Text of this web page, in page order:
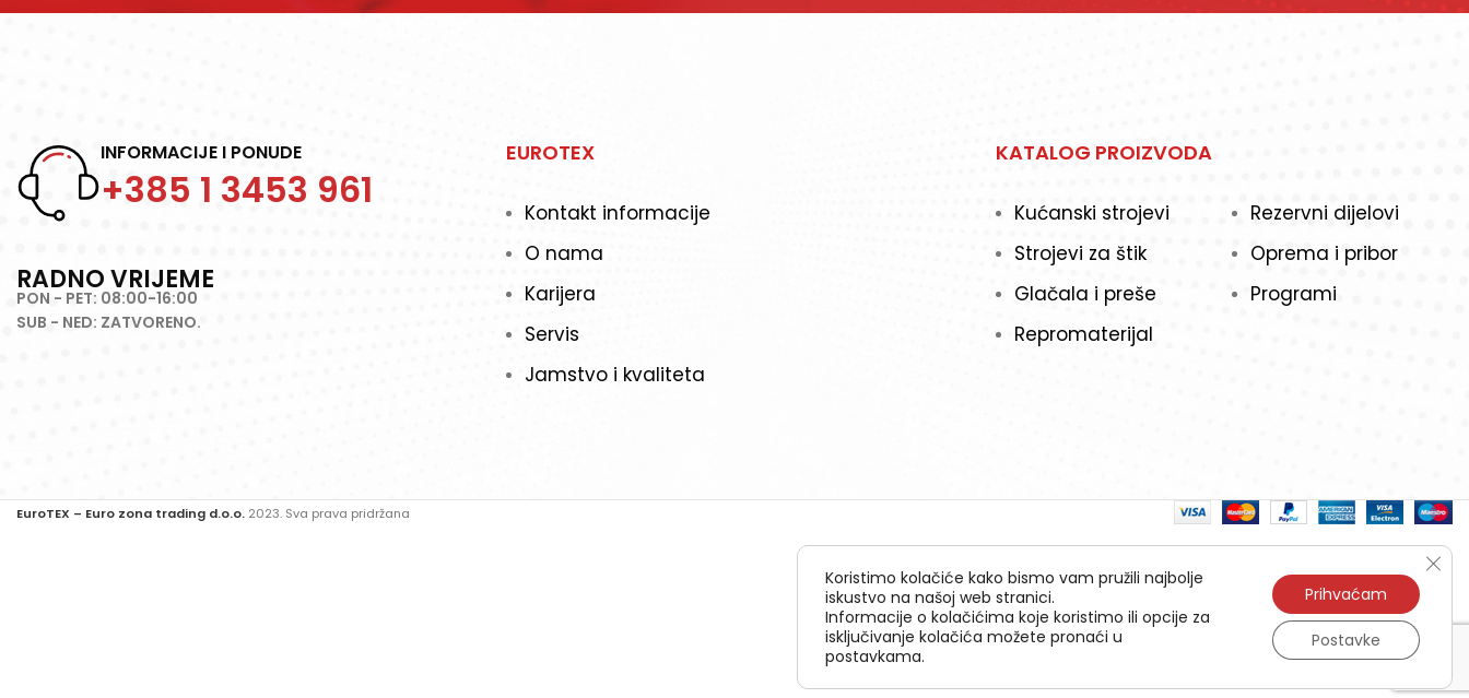
INFORMACIJE I PONUDE
+385 1 3453 961
RADNO VRIJEME
PON - PET: 08:00-16:00
SUB - NED: ZATVORENO.
EUROTEX
Kontakt informacije
O nama
Karijera
Servis
Jamstvo i kvaliteta
KATALOG PROIZVODA
Kućanski strojevi
Strojevi za štik
Glačala i preše
Repromaterijal
Rezervni dijelovi
Oprema i pribor
Programi
EuroTEX – Euro zona trading d.o.o. 2023. Sva prava pridržana
Koristimo kolačiće kako bismo vam pružili najbolje
iskustvo na našoj web stranici.
Informacije o kolačićima koje koristimo ili opcije za
isključivanje kolačića možete pronaći u
postavkama.
Prihvaćam
Postavke